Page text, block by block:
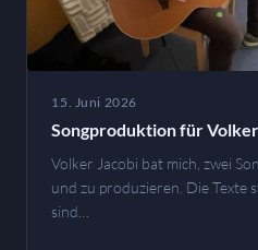
15. Juni 2026
Songproduktion für
Volker Jacobi bat mich, zwei
und zu produzieren. Die Texte
sind…